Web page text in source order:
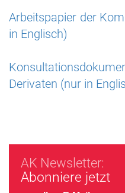
Arbeitspapier der
in Englisch)
Derivaten (nur in
AK Newsletter:
Abonniere jetzt